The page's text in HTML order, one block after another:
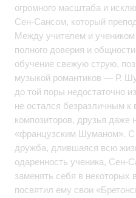
огромного масштаба и
Сен-Сансом, который
Между учителем и
полного доверия и
обучение свежую струю,
музыкой романтиков — Р.
до той поры недостаточно
не остался безразличным к
композиторов, друзья даже
«французским Шуманом».
дружба, длившаяся всю
одаренность ученика, Сен-
заменять себя в некоторых
посвятил ему свои